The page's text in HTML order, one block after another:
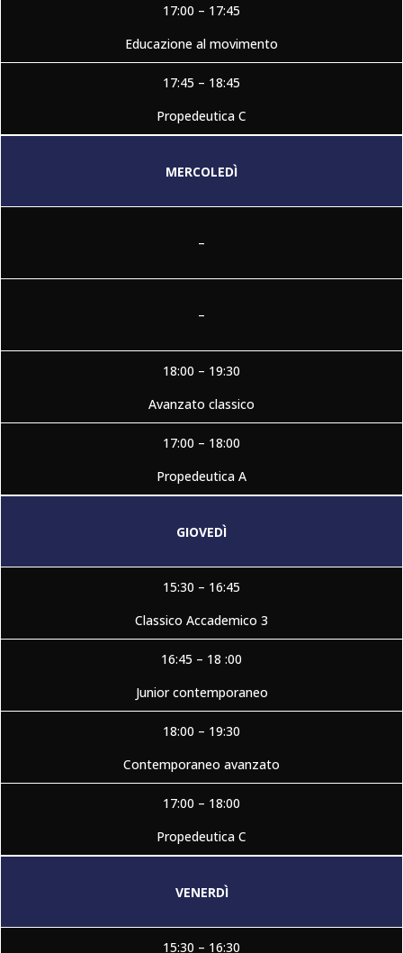
17:00 – 17:45
Educazione al movimento
17:45 – 18:45
Propedeutica C
MERCOLEDÌ
–
–
18:00 – 19:30
Avanzato classico
17:00 – 18:00
Propedeutica A
GIOVEDÌ
15:30 – 16:45
Classico Accademico 3
16:45 – 18 :00
Junior contemporaneo
18:00 – 19:30
Contemporaneo avanzato
17:00 – 18:00
Propedeutica C
VENERDÌ
15:30 – 16:30